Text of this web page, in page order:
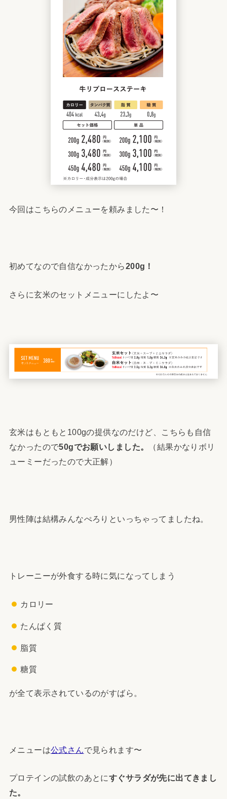
今回はこちらのメニューを頼みました〜！
初めてなので自信なかったから200g！
さらに玄米のセットメニューにしたよ〜
玄米はもともと100gの提供なのだけど、こちらも自信
なかったので50gでお願いしました。
（結果かなりボリ
ューミーだったので大正解）
男性陣は結構みんなぺろりといっちゃってましたね。
トレーニーが外食する時に気になってしまう
カロリー
たんぱく質
脂質
糖質
が全て表示されているのがすばら。
メニューは公式さんで見られます〜
プロテインの試飲のあとにすぐサラダが先に出てきまし
た。